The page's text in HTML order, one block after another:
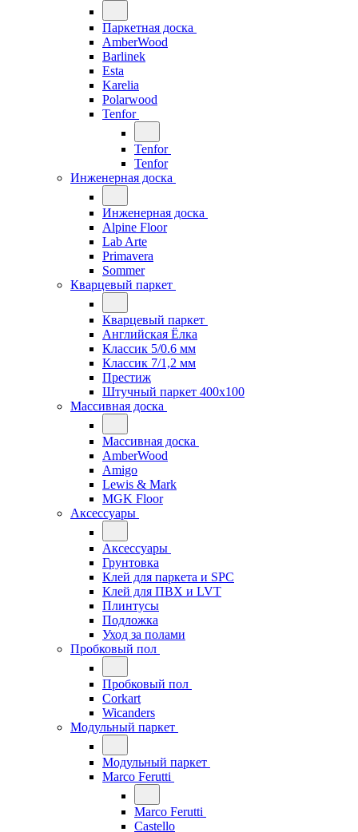
Паркетная доска
AmberWood
Barlinek
Esta
Karelia
Polarwood
Tenfor
Tenfor
Tenfor
Инженерная доска
Инженерная доска
Alpine Floor
Lab Arte
Primavera
Sommer
Кварцевый паркет
Кварцевый паркет
Английская Ёлка
Классик 5/0.6 мм
Классик 7/1,2 мм
Престиж
Штучный паркет 400x100
Массивная доска
Массивная доска
AmberWood
Amigo
Lewis & Mark
MGK Floor
Аксессуары
Аксессуары
Грунтовка
Клей для паркета и SPC
Клей для ПВХ и LVT
Плинтусы
Подложка
Уход за полами
Пробковый пол
Пробковый пол
Corkart
Wicanders
Модульный паркет
Модульный паркет
Marco Ferutti
Marco Ferutti
Castello